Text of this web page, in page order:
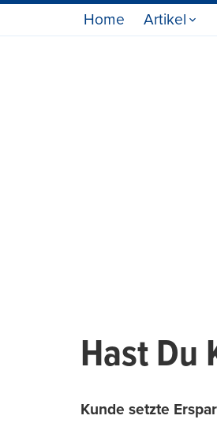
Home Artikel
Hast Du
Kunde setzte